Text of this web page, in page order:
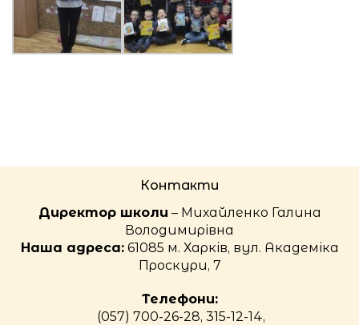
Контакти
Директор школи – Михайленко Галина
Володимирівна
Наша адреса:61085 м. Харків, вул. Академіка
Проскури, 7
Телефони:
(057) 700-26-28, 315-12-14,